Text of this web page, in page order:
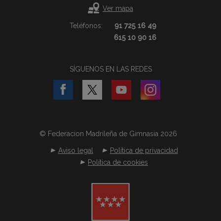
Ver mapa
Teléfonos:
91 725 16 49
615 10 90 16
SÍGUENOS EN LAS REDES
© Federacion Madrileña de Gimnasia 2026
Aviso legal
Política de privacidad
Política de cookies